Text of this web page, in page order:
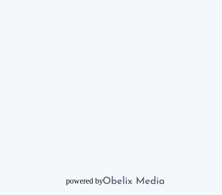
powered by